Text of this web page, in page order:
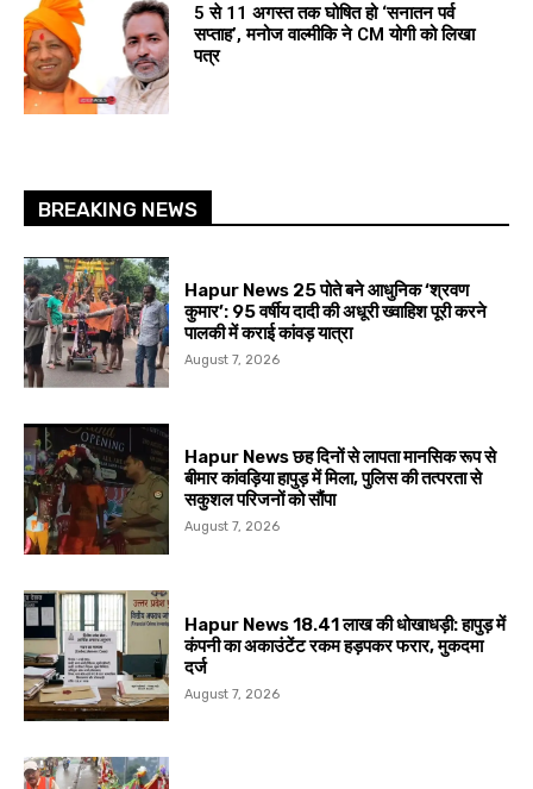
5 से 11 अगस्त तक घोषित हो ‘सनातन पर्व
सप्ताह’, मनोज वाल्मीकि ने CM योगी को लिखा
पत्र
BREAKING NEWS
Hapur News 25 पोते बने आधुनिक ‘श्रवण
कुमार’: 95 वर्षीय दादी की अधूरी ख्वाहिश पूरी करने
पालकी में कराई कांवड़ यात्रा
August 7, 2026
Hapur News छह दिनों से लापता मानसिक रूप से
बीमार कांवड़िया हापुड़ में मिला, पुलिस की तत्परता से
सकुशल परिजनों को सौंपा
August 7, 2026
Hapur News 18.41 लाख की धोखाधड़ी: हापुड़ में
कंपनी का अकाउंटेंट रकम हड़पकर फरार, मुकदमा
दर्ज
August 7, 2026